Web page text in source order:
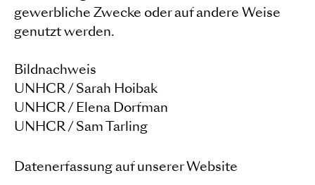
gewerbliche Zwecke oder auf andere Weise
genutzt werden.
Bildnachweis
UNHCR / Sarah Hoibak
UNHCR / Elena Dorfman
UNHCR / Sam Tarling
Datenerfassung auf unserer Website